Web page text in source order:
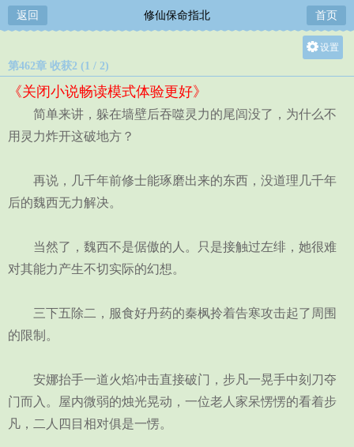
返回 修仙保命指北 首页
设置
中
第462章 收获2 (1 / 2)
《关闭小说畅读模式体验更好》
简单来讲，躲在墙壁后吞噬灵力的尾闾没了，为什么不
用灵力炸开这破地方？
再说，几千年前修士能琢磨出来的东西，没道理几千年
后的魏西无力解决。
当然了，魏西不是倨傲的人。只是接触过左绯，她很难
对其能力产生不切实际的幻想。
三下五除二，服食好丹药的秦枫拎着告寒攻击起了周围
的限制。
安娜抬手一道火焰冲击直接破门，步凡一晃手中刻刀夺
门而入。屋内微弱的烛光晃动，一位老人家呆愣愣的看着步
凡，二人四目相对俱是一愣。